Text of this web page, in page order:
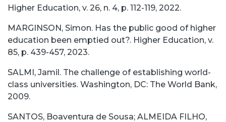
Higher Education, v. 26, n. 4, p. 112-119, 2022.
MARGINSON, Simon. Has the public good of higher
education been emptied out?. Higher Education, v.
85, p. 439-457, 2023.
SALMI, Jamil. The challenge of establishing world-
class universities. Washington, DC: The World Bank,
2009.
SANTOS, Boaventura de Sousa; ALMEIDA FILHO,